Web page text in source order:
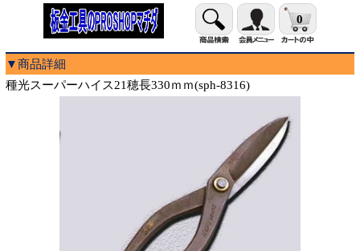
0
▼商品詳細
種光スーパーハイス21穂長330ｍｍ(sph-8316)